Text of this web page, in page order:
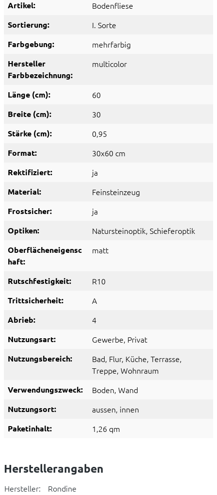
Artikel: Bodenfliese
Sortierung: I. Sorte
Farbgebung: mehrfarbig
Hersteller
Farbbezeichnung:
multicolor
Länge (cm): 60
Breite (cm): 30
Stärke (cm): 0,95
Format: 30x60 cm
Rektifiziert: ja
Material: Feinsteinzeug
Frostsicher: ja
Optiken: Natursteinoptik, Schieferoptik
Oberflächeneigensc
haft:
matt
Rutschfestigkeit: R10
Trittsicherheit: A
Abrieb: 4
Nutzungsart: Gewerbe, Privat
Nutzungsbereich: Bad, Flur, Küche, Terrasse,
Treppe, Wohnraum
Verwendungszweck: Boden, Wand
Nutzungsort: aussen, innen
Paketinhalt: 1,26 qm
Herstellerangaben
Hersteller:
Rondine